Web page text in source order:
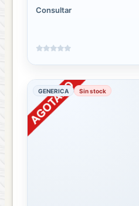
Consultar
GENERICA Sin stock